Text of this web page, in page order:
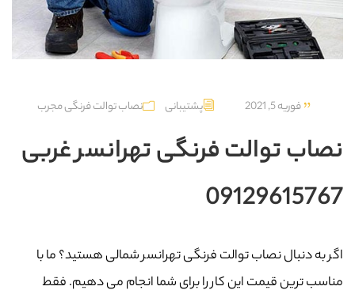
فوریه 5, 2021 پشتیبانی نصاب توالت فرنگی مجرب
نصاب توالت فرنگی تهرانسر غربی
09129615767
اگر به دنبال نصاب توالت فرنگی تهرانسر شمالی هستید؟ ما با
مناسب ترین قیمت این کار را برای شما انجام می دهیم. فقط